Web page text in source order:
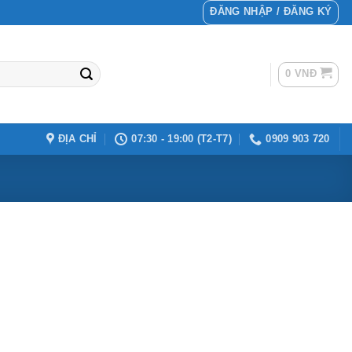
ĐĂNG NHẬP / ĐĂNG KÝ
0 VNĐ
ĐỊA CHỈ 07:30 - 19:00 (T2-T7) 0909 903 720